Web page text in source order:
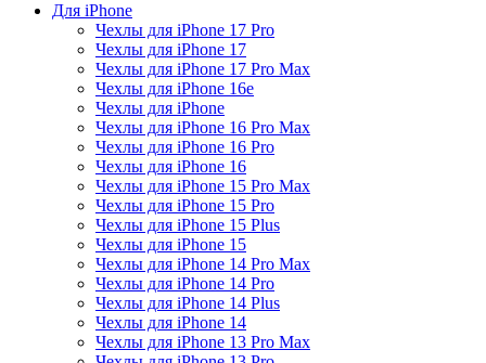
Для iPhone
Чехлы для iPhone 17 Pro
Чехлы для iPhone 17
Чехлы для iPhone 17 Pro Max
Чехлы для iPhone 16e
Чехлы для iPhone
Чехлы для iPhone 16 Pro Max
Чехлы для iPhone 16 Pro
Чехлы для iPhone 16
Чехлы для iPhone 15 Pro Max
Чехлы для iPhone 15 Pro
Чехлы для iPhone 15 Plus
Чехлы для iPhone 15
Чехлы для iPhone 14 Pro Max
Чехлы для iPhone 14 Pro
Чехлы для iPhone 14 Plus
Чехлы для iPhone 14
Чехлы для iPhone 13 Pro Max